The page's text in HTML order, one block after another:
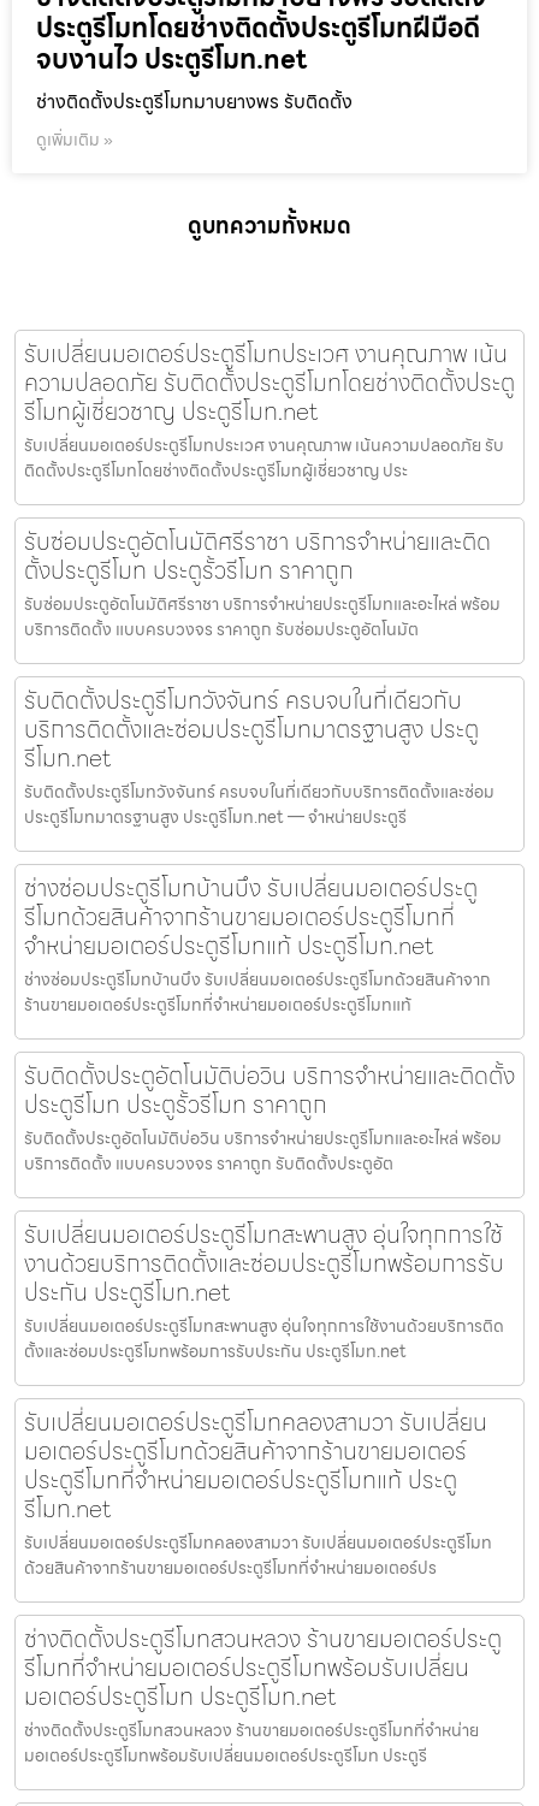
ประตูรีโมทโดยช่างติดตั้งประตูรีโมทฝีมือดี
จบงานไว ประตูรีโมท.net
ช่างติดตั้งประตูรีโมทมาบยางพร รับติดตั้ง
ดูเพิ่มเติม »
ดูบทความทั้งหมด
รับเปลี่ยนมอเตอร์ประตูรีโมทประเวศ งานคุณภาพ เน้น
ความปลอดภัย รับติดตั้งประตูรีโมทโดยช่างติดตั้งประตู
รีโมทผู้เชี่ยวชาญ ประตูรีโมท.net
รับเปลี่ยนมอเตอร์ประตูรีโมทประเวศ งานคุณภาพ เน้นความปลอดภัย รับ
ติดตั้งประตูรีโมทโดยช่างติดตั้งประตูรีโมทผู้เชี่ยวชาญ ประ
รับซ่อมประตูอัตโนมัติศรีราชา บริการจำหน่ายและติด
ตั้งประตูรีโมท ประตูรั้วรีโมท ราคาถูก
รับซ่อมประตูอัตโนมัติศรีราชา บริการจำหน่ายประตูรีโมทและอะไหล่ พร้อม
บริการติดตั้ง แบบครบวงจร ราคาถูก รับซ่อมประตูอัตโนมัต
รับติดตั้งประตูรีโมทวังจันทร์ ครบจบในที่เดียวกับ
บริการติดตั้งและซ่อมประตูรีโมทมาตรฐานสูง ประตู
รีโมท.net
รับติดตั้งประตูรีโมทวังจันทร์ ครบจบในที่เดียวกับบริการติดตั้งและซ่อม
ประตูรีโมทมาตรฐานสูง ประตูรีโมท.net — จำหน่ายประตูรี
ช่างซ่อมประตูรีโมทบ้านบึง รับเปลี่ยนมอเตอร์ประตู
รีโมทด้วยสินค้าจากร้านขายมอเตอร์ประตูรีโมทที่
จำหน่ายมอเตอร์ประตูรีโมทแท้ ประตูรีโมท.net
ช่างซ่อมประตูรีโมทบ้านบึง รับเปลี่ยนมอเตอร์ประตูรีโมทด้วยสินค้าจาก
ร้านขายมอเตอร์ประตูรีโมทที่จำหน่ายมอเตอร์ประตูรีโมทแท้
รับติดตั้งประตูอัตโนมัติบ่อวิน บริการจำหน่ายและติดตั้ง
ประตูรีโมท ประตูรั้วรีโมท ราคาถูก
รับติดตั้งประตูอัตโนมัติบ่อวิน บริการจำหน่ายประตูรีโมทและอะไหล่ พร้อม
บริการติดตั้ง แบบครบวงจร ราคาถูก รับติดตั้งประตูอัต
รับเปลี่ยนมอเตอร์ประตูรีโมทสะพานสูง อุ่นใจทุกการใช้
งานด้วยบริการติดตั้งและซ่อมประตูรีโมทพร้อมการรับ
ประกัน ประตูรีโมท.net
รับเปลี่ยนมอเตอร์ประตูรีโมทสะพานสูง อุ่นใจทุกการใช้งานด้วยบริการติด
ตั้งและซ่อมประตูรีโมทพร้อมการรับประกัน ประตูรีโมท.net
รับเปลี่ยนมอเตอร์ประตูรีโมทคลองสามวา รับเปลี่ยน
มอเตอร์ประตูรีโมทด้วยสินค้าจากร้านขายมอเตอร์
ประตูรีโมทที่จำหน่ายมอเตอร์ประตูรีโมทแท้ ประตู
รีโมท.net
รับเปลี่ยนมอเตอร์ประตูรีโมทคลองสามวา รับเปลี่ยนมอเตอร์ประตูรีโมท
ด้วยสินค้าจากร้านขายมอเตอร์ประตูรีโมทที่จำหน่ายมอเตอร์ปร
ช่างติดตั้งประตูรีโมทสวนหลวง ร้านขายมอเตอร์ประตู
รีโมทที่จำหน่ายมอเตอร์ประตูรีโมทพร้อมรับเปลี่ยน
มอเตอร์ประตูรีโมท ประตูรีโมท.net
ช่างติดตั้งประตูรีโมทสวนหลวง ร้านขายมอเตอร์ประตูรีโมทที่จำหน่าย
มอเตอร์ประตูรีโมทพร้อมรับเปลี่ยนมอเตอร์ประตูรีโมท ประตูรี